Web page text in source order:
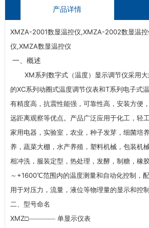
产品详情
XMZA-2001数显温控仪,XMZA-2002数显温
仪,XMZA数显温控仪
一、概述
XM系列数字式（温度）显示调节仪采用
的XC系列动圈式温度调节仪表和T系列电子式
有精度高，抗震性能强，可靠性高，安装方便
远距离观察等优点。产品广泛应用于化工，轻
家用电器，实验室，农业，种子发芽，细菌培
养，蔬菜大棚，水产养殖，塑料机械，包装机
相冲洗，服装定型，热处理，发酵，制糖，橡
～ +1600℃范围内的温度测量和自动化控制，
用于对压力，流量，液位等物理量的显示和控制
二、型号命名
XMZ□———— 单显示仪表